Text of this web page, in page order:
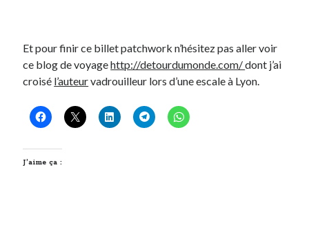
Et pour finir ce billet patchwork n’hésitez pas aller voir
ce blog de voyagehttp://detourdumonde.com/dont j’ai
croisé l’auteurvadrouilleur lors d’une escale à Lyon.
J’aime ça :